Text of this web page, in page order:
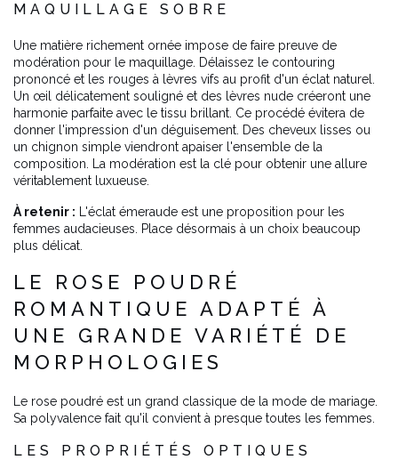
MAQUILLAGE SOBRE
Une matière richement ornée impose de faire preuve de
modération pour le maquillage. Délaissez le contouring
prononcé et les rouges à lèvres vifs au profit d'un éclat naturel.
Un œil délicatement souligné et des lèvres nude créeront une
harmonie parfaite avec le tissu brillant. Ce procédé évitera de
donner l'impression d'un déguisement. Des cheveux lisses ou
un chignon simple viendront apaiser l'ensemble de la
composition. La modération est la clé pour obtenir une allure
véritablement luxueuse.
À retenir : L'éclat émeraude est une proposition pour les
femmes audacieuses. Place désormais à un choix beaucoup
plus délicat.
LE ROSE POUDRÉ
ROMANTIQUE ADAPTÉ À
UNE GRANDE VARIÉTÉ DE
MORPHOLOGIES
Le rose poudré est un grand classique de la mode de mariage.
Sa polyvalence fait qu'il convient à presque toutes les femmes.
LES PROPRIÉTÉS OPTIQUES